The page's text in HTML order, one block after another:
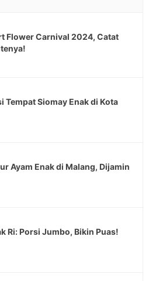
Flower Carnival 2024, Catat
Tempat Siomay Enak di Kota
Ayam Enak di Malang, Dijamin
Ri: Porsi Jumbo, Bikin Puas!